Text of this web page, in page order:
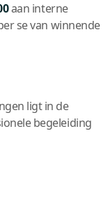
aan interne
se van winnende
ligt in de
begeleiding